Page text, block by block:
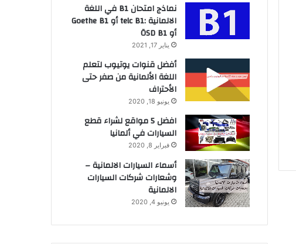
نماذج امتحان B1 في اللغة
الالمانية :telc B1 أو Goethe B1
أو ÖSD B1
يناير 17, 2021
أفضل قنوات يوتيوب لتعلم
اللغة الألمانية من صفر حتى
الأحتراف
يونيو 18, 2020
افضل 5 مواقع لشراء قطع
السيارات في ألمانيا
فبراير 8, 2020
أسماء السيارات الالمانية –
وشعارات شركات السيارات
الالمانية
يونيو 4, 2020